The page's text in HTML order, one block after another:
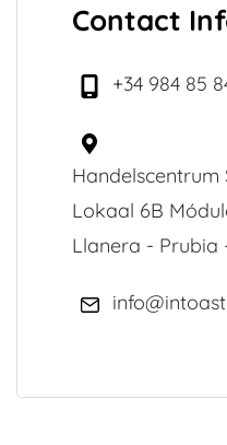
Contact
+34 984 85
Lokaal 6B
Llanera - Prubia